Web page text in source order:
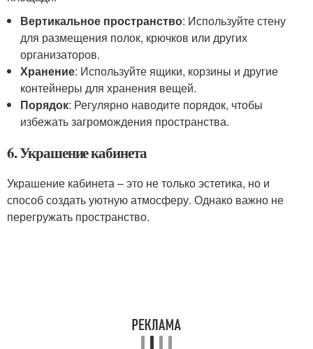
Вертикальное пространство: Используйте стену
для размещения полок, крючков или других
организаторов.
Хранение: Используйте ящики, корзины и другие
контейнеры для хранения вещей.
Порядок: Регулярно наводите порядок, чтобы
избежать загромождения пространства.
6. Украшение кабинета
Украшение кабинета – это не только эстетика, но и
способ создать уютную атмосферу. Однако важно не
перегружать пространство.